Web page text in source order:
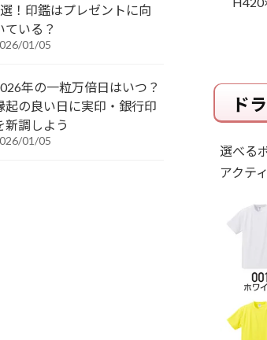
ド
選べる
アクテ
！印鑑はプレゼントに向
ている？
01/05
年の一粒万倍日はいつ？
起の良い日に実印・銀行印
新調しよう
01/05